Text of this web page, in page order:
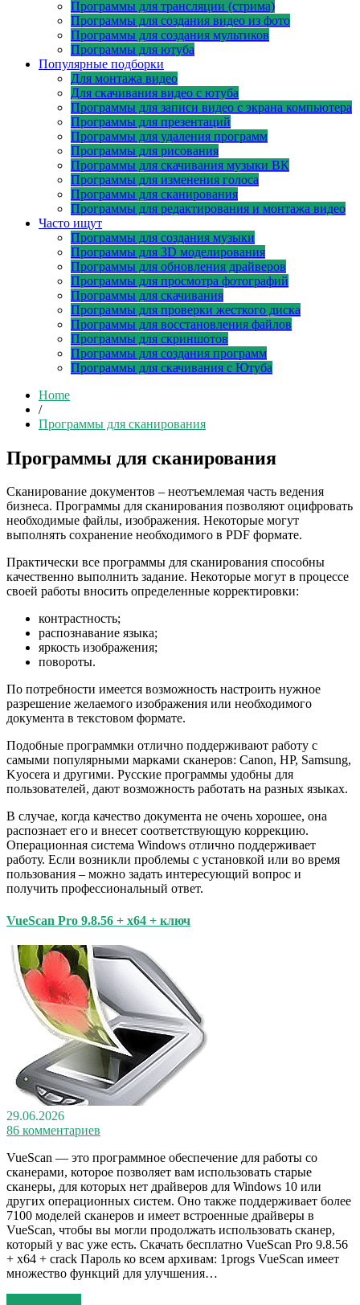
Программы для трансляции (стрима)
Программы для создания видео из фото
Программы для создания мультиков
Программы для ютуба
Популярные подборки
Для монтажа видео
Для скачивания видео с ютуба
Программы для записи видео с экрана компьютера
Программы для презентаций
Программы для удаления программ
Программы для рисования
Программы для скачивания музыки ВК
Программы для изменения голоса
Программы для сканирования
Программы для редактирования и монтажа видео
Часто ищут
Программы для создания музыки
Программы для 3D моделирования
Программы для обновления драйверов
Программы для просмотра фотографий
Программы для скачивания
Программы для проверки жесткого диска
Программы для восстановления файлов
Программы для скриншотов
Программы для создания программ
Программы для скачивания с Ютуба
Home
/
Программы для сканирования
Программы для сканирования
Сканирование документов – неотъемлемая часть ведения
бизнеса. Программы для сканирования позволяют оцифровать
необходимые файлы, изображения. Некоторые могут
выполнять сохранение необходимого в PDF формате.
Практически все программы для сканирования способны
качественно выполнить задание. Некоторые могут в процессе
своей работы вносить определенные корректировки:
контрастность;
распознавание языка;
яркость изображения;
повороты.
По потребности имеется возможность настроить нужное
разрешение желаемого изображения или необходимого
документа в текстовом формате.
Подобные программки отлично поддерживают работу с
самыми популярными марками сканеров: Canon, HP, Samsung,
Kyocera и другими. Русские программы удобны для
пользователей, дают возможность работать на разных языках.
В случае, когда качество документа не очень хорошее, она
распознает его и внесет соответствующую коррекцию.
Операционная система Windows отлично поддерживает
работу. Если возникли проблемы с установкой или во время
пользования – можно задать интересующий вопрос и
получить профессиональный ответ.
VueScan Pro 9.8.56 + x64 + ключ
29.06.2026
86 комментариев
VueScan — это программное обеспечение для работы со
сканерами, которое позволяет вам использовать старые
сканеры, для которых нет драйверов для Windows 10 или
других операционных систем. Оно также поддерживает более
7100 моделей сканеров и имеет встроенные драйверы в
VueScan, чтобы вы могли продолжать использовать сканер,
который у вас уже есть. Скачать бесплатно VueScan Pro 9.8.56
+ x64 + crack Пароль ко всем архивам: 1progs VueScan имеет
множество функций для улучшения…